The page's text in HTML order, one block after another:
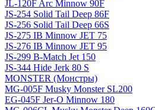
JL-120F Arc Minnow 90F
JS-254 Solid Tail Deep 86F
JS-256 Solid Tail Deep 66S
JS-275 IB Minnow JET 75
JS-276 IB Minnow JET 95
JS-299 B-Match Jet 150
JS-344 Hide Jerk 80 S
MONSTER (Монстры)
MG-005F Musky Monster SL200
EG-045F Jer-O Minnow 180